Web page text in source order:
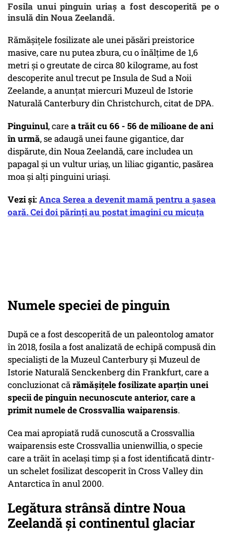
Fosila unui pinguin uriaş a fost descoperită pe o
insulă din Noua Zeelandă.
Rămăşiţele fosilizate ale unei păsări preistorice
masive, care nu putea zbura, cu o înălţime de 1,6
metri şi o greutate de circa 80 kilograme, au fost
descoperite anul trecut pe Insula de Sud a Noii
Zeelande, a anunţat miercuri Muzeul de Istorie
Naturală Canterbury din Christchurch, citat de DPA.
Pinguinul, carea trăit cu 66 - 56 de milioane de ani
în urmă, se adaugă unei faune gigantice, dar
dispărute, din Noua Zeelandă, care includea un
papagal şi un vultur uriaş, un liliac gigantic, pasărea
moa şi alţi pinguini uriaşi.
Vezi și:Anca Serea a devenit mamă pentru a șasea
oară. Cei doi părinți au postat imagini cu micuța
Numele speciei de pinguin
După ce a fost descoperită de un paleontolog amator
în 2018, fosila a fost analizată de echipă compusă din
specialişti de la Muzeul Canterbury şi Muzeul de
Istorie Naturală Senckenberg din Frankfurt, care a
concluzionat cărămăşiţele fosilizate aparţin unei
specii de pinguin necunoscute anterior, care a
primit numele de Crossvallia waiparensis.
Cea mai apropiată rudă cunoscută a Crossvallia
waiparensis este Crossvallia unienwillia, o specie
care a trăit în acelaşi timp şi a fost identificată dintr-
un schelet fosilizat descoperit în Cross Valley din
Antarctica în anul 2000.
Legătura strânsă dintre Noua
Zeelandă şi continentul glaciar